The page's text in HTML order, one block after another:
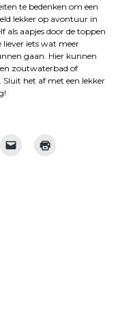
te bedenken om een
lekker op avontuur in
als aapjes door de toppen
iets wat meer
gaan. Hier kunnen
zoutwaterbad of
het af met een lekker